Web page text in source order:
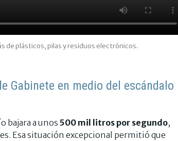
de plásticos, pilas y residuos electrónicos.
Gabinete en medio del escándalo
bajara a unos 500 mil litros por segundo,
Esa situación excepcional permitió que